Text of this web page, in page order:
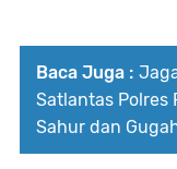
Baca Juga :
Satlantas Polres
Sahur dan